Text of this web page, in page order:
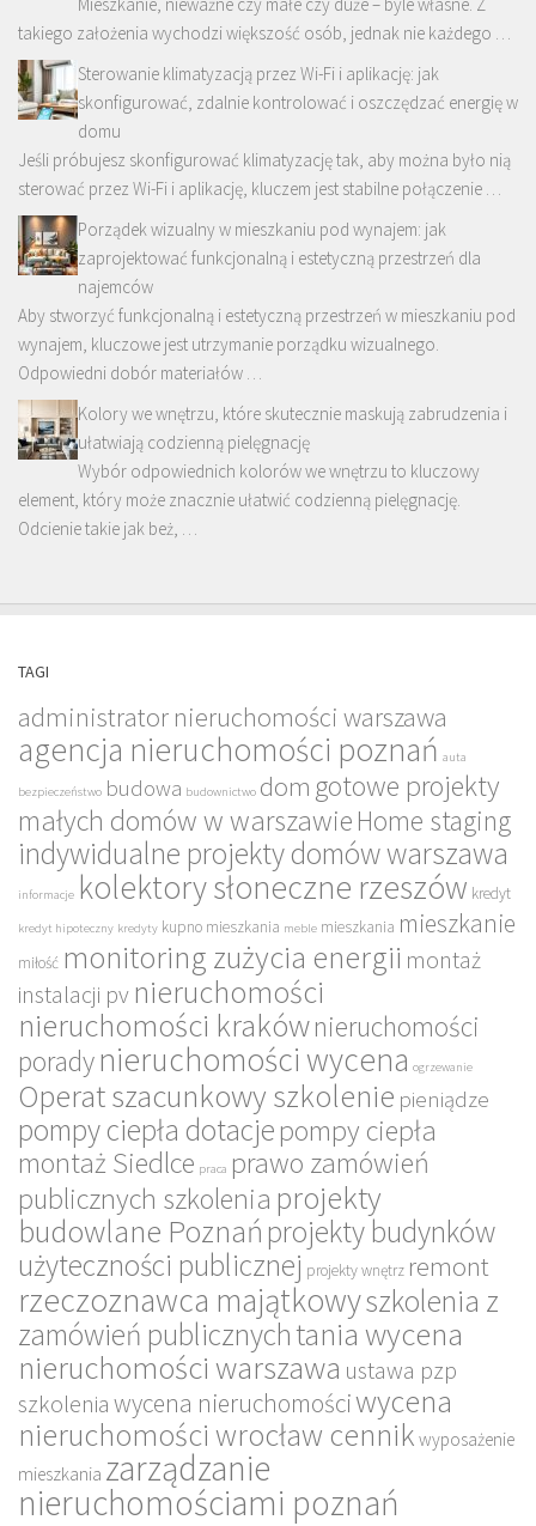
takiego założenia wychodzi większość osób, jednak nie każdego …
Sterowanie klimatyzacją przez Wi-Fi i aplikację: jak
skonfigurować, zdalnie kontrolować i oszczędzać energię w
domu
Jeśli próbujesz skonfigurować klimatyzację tak, aby można było nią
sterować przez Wi-Fi i aplikację, kluczem jest stabilne połączenie …
Porządek wizualny w mieszkaniu pod wynajem: jak
zaprojektować funkcjonalną i estetyczną przestrzeń dla
najemców
Aby stworzyć funkcjonalną i estetyczną przestrzeń w mieszkaniu pod
wynajem, kluczowe jest utrzymanie porządku wizualnego.
Odpowiedni dobór materiałów …
Kolory we wnętrzu, które skutecznie maskują zabrudzenia i
ułatwiają codzienną pielęgnację
Wybór odpowiednich kolorów we wnętrzu to kluczowy
element, który może znacznie ułatwić codzienną pielęgnację.
Odcienie takie jak beż, …
TAGI
administrator nieruchomości warszawa
agencja nieruchomości poznań auta
bezpieczeństwo budowa budownictwo dom gotowe projekty
małych domów w warszawie Home staging
indywidualne projekty domów warszawa
informacje kolektory słoneczne rzeszów kredyt
kredyt hipoteczny kredyty kupno mieszkania meble mieszkania mieszkanie
miłość monitoring zużycia energii montaż
instalacji pv nieruchomości
nieruchomości krakównieruchomości
poradynieruchomości wycena ogrzewanie
Operat szacunkowy szkolenie pieniądze
pompy ciepła dotacjepompy ciepła
montaż Siedlce praca prawo zamówień
publicznych szkolenia projekty
budowlane Poznańprojekty budynków
użyteczności publicznej projekty wnętrz remont
rzeczoznawca majątkowyszkolenia z
zamówień publicznychtania wycena
nieruchomości warszawa ustawa pzp
szkolenia wycena nieruchomościwycena
nieruchomości wrocław cennik wyposażenie
mieszkania zarządzanie
nieruchomościami poznań